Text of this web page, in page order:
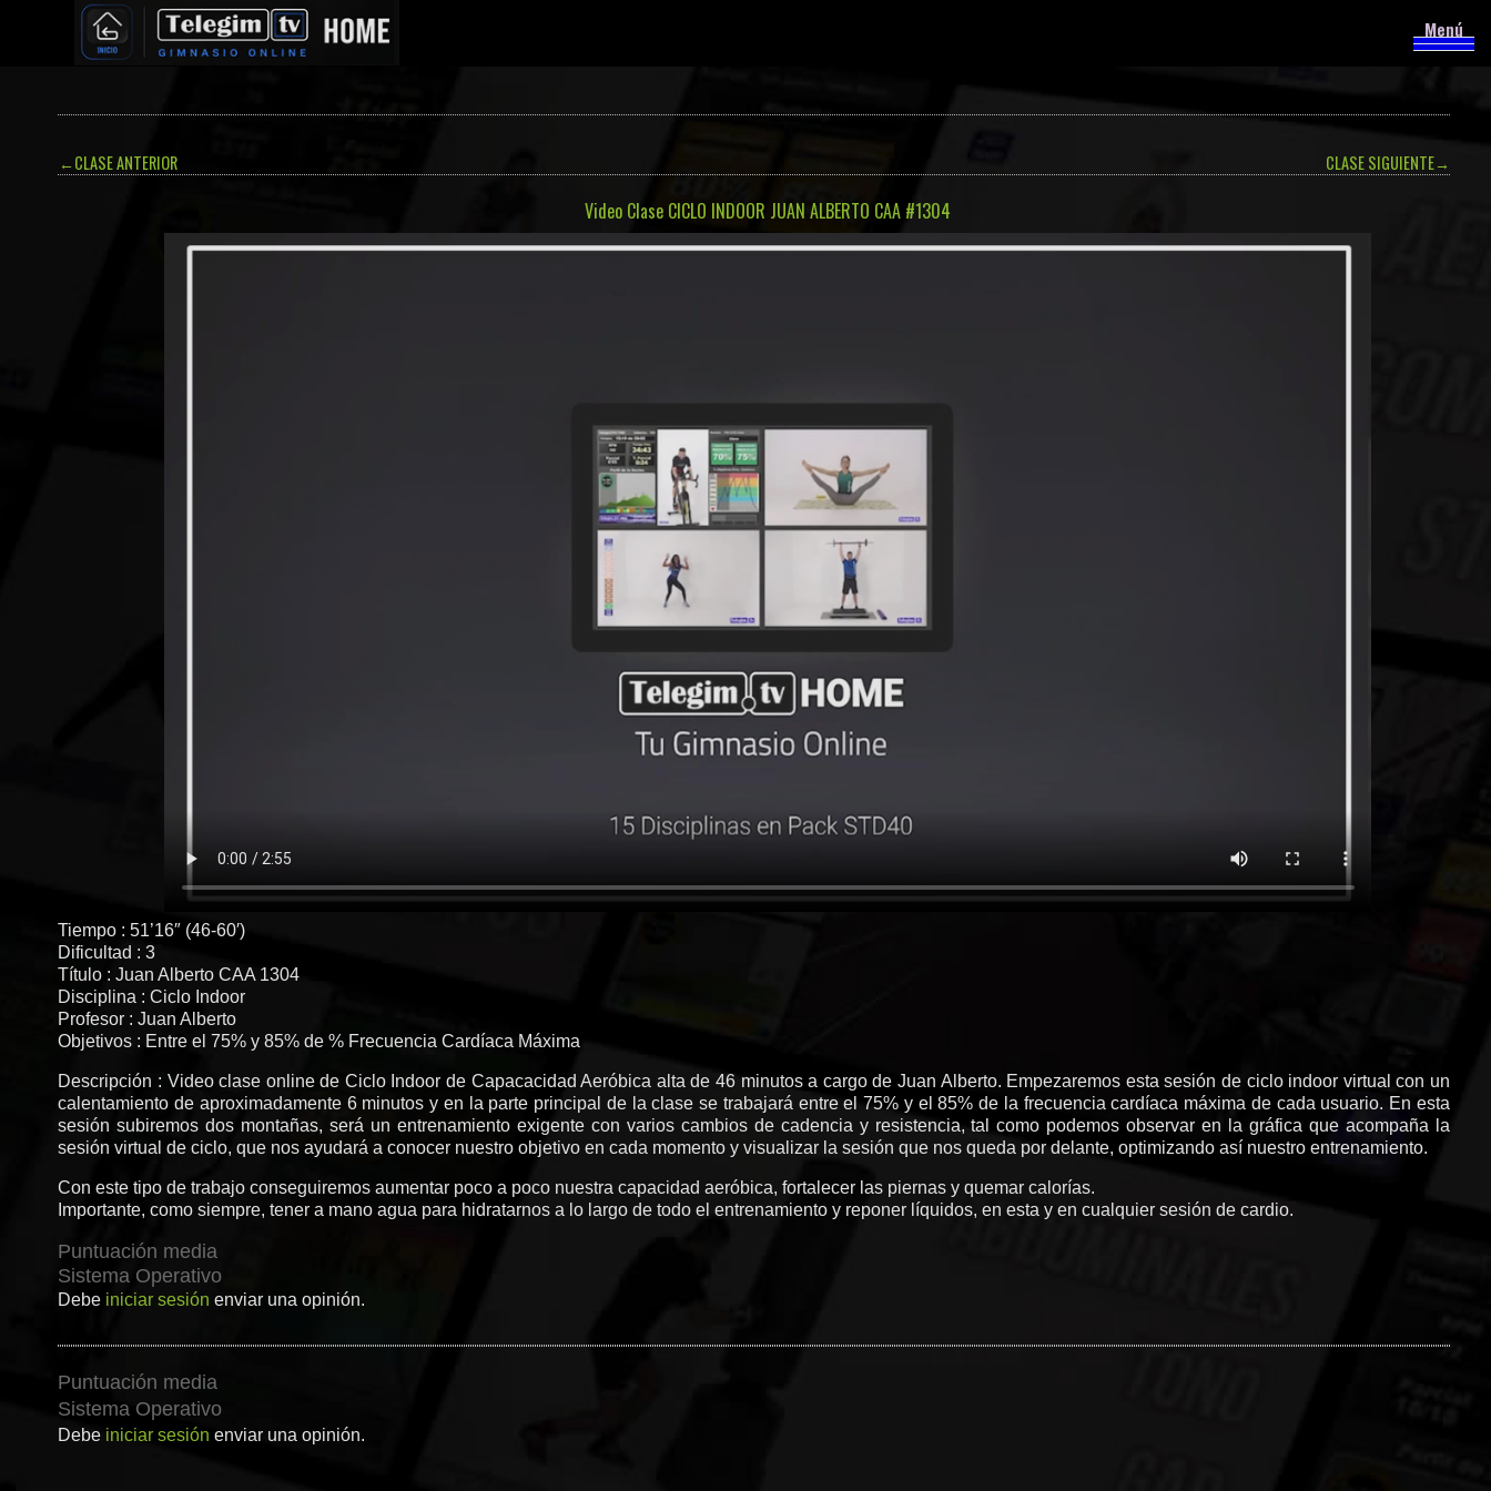
Menú
←CLASE ANTERIOR CLASE SIGUIENTE→
Video Clase CICLO INDOOR JUAN ALBERTO CAA #1304
Tiempo : 51’16″ (46-60′)
Dificultad : 3
Título : Juan Alberto CAA 1304
Disciplina : Ciclo Indoor
Profesor : Juan Alberto
Objetivos : Entre el 75% y 85% de % Frecuencia Cardíaca Máxima
Descripción : Video clase online de Ciclo Indoor de Capacacidad Aeróbica alta de 46 minutos a cargo de Juan Alberto. Empezaremos esta sesión de ciclo indoor virtual con un
calentamiento de aproximadamente 6 minutos y en la parte principal de la clase se trabajará entre el 75% y el 85% de la frecuencia cardíaca máxima de cada usuario. En esta
sesión subiremos dos montañas, será un entrenamiento exigente con varios cambios de cadencia y resistencia, tal como podemos observar en la gráfica que acompaña la
sesión virtual de ciclo, que nos ayudará a conocer nuestro objetivo en cada momento y visualizar la sesión que nos queda por delante, optimizando así nuestro entrenamiento.
Con este tipo de trabajo conseguiremos aumentar poco a poco nuestra capacidad aeróbica, fortalecer las piernas y quemar calorías.
Importante, como siempre, tener a mano agua para hidratarnos a lo largo de todo el entrenamiento y reponer líquidos, en esta y en cualquier sesión de cardio.
Puntuación media
Sistema Operativo
Debe iniciar sesión enviar una opinión.
Puntuación media
Sistema Operativo
Debe iniciar sesión enviar una opinión.